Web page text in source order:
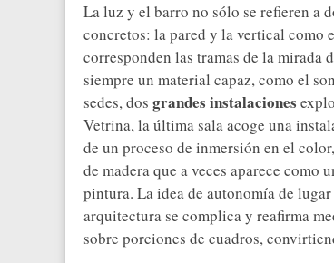
La luz y el barro no sólo se refieren a
concretos: la pared y la vertical como
corresponden las tramas de la mirada
siempre un material capaz, como el
sedes, dos grandes instalaciones
Vetrina, la última sala acoge una
de un proceso de inmersión en el
de madera que a veces aparece como
pintura. La idea de autonomía de
arquitectura se complica y reafirma
sobre porciones de cuadros,